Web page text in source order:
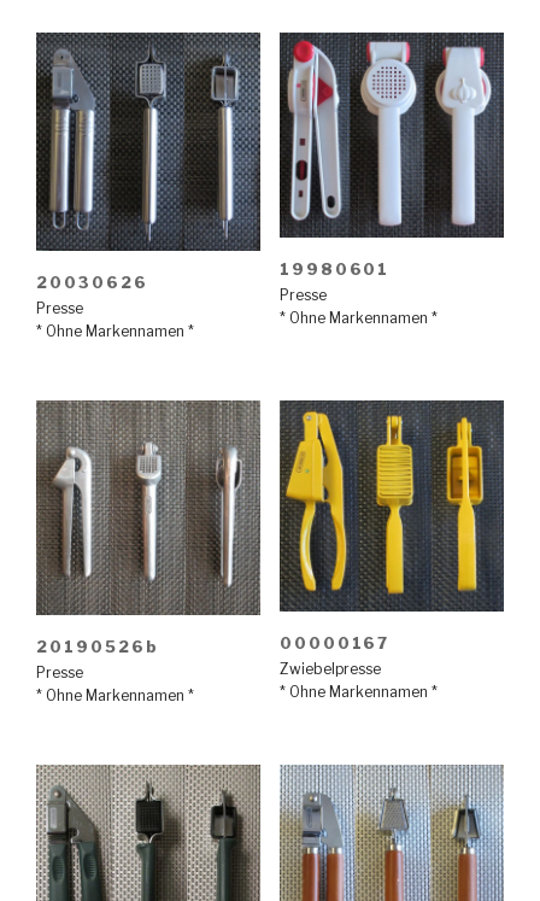
20030626
Presse
* Ohne Markennamen *
19980601
Presse
* Ohne Markennamen *
20190526b
Presse
* Ohne Markennamen *
00000167
Zwiebelpresse
* Ohne Markennamen *